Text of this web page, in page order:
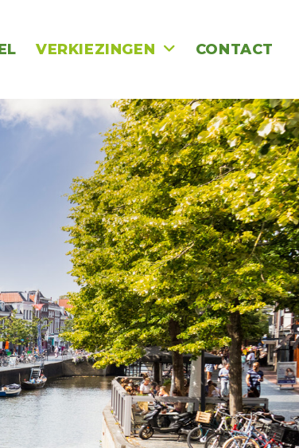
VERKIEZINGEN CONTACT